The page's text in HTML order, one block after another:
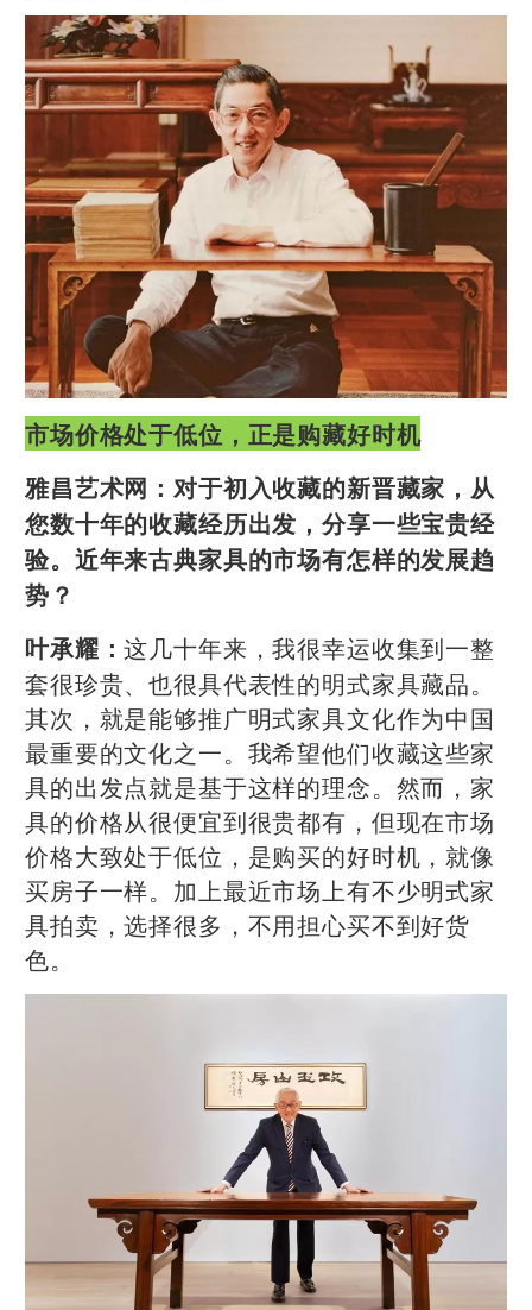
市场价格处于低位，正是购藏好时机
雅昌艺术网：对于初入收藏的新晋藏家，从
您数十年的收藏经历出发，分享一些宝贵经
验。近年来古典家具的市场有怎样的发展趋
势？
叶承耀：这几十年来，我很幸运收集到一整
套很珍贵、也很具代表性的明式家具藏品。
其次，就是能够推广明式家具文化作为中国
最重要的文化之一。我希望他们收藏这些家
具的出发点就是基于这样的理念。然而，家
具的价格从很便宜到很贵都有，但现在市场
价格大致处于低位，是购买的好时机，就像
买房子一样。加上最近市场上有不少明式家
具拍卖，选择很多，不用担心买不到好货
色。